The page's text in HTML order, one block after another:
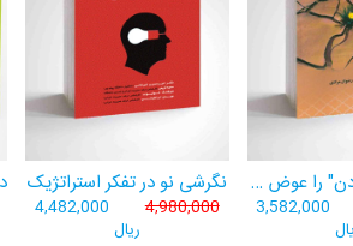
باور "محال بودن" را عوض کن
3,582,000
نگرشی نو در تفکر استراتژیک
4,980,000
4,482,000
ریال